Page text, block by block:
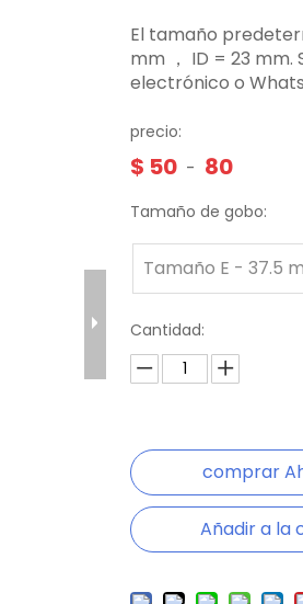
El tamaño
mm ， ID = 23
electrónico o
precio:
$ 50 - 80
Tamaño de gobo:
Tamaño E - 37.5
Cantidad:
comprar
Añadir a la